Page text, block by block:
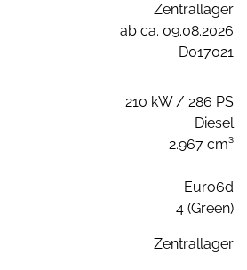
Zentrallager
ab ca. 09.08.2026
D017021
210 kW / 286 PS
Diesel
2.967 cm³
Euro6d
4 (Green)
Zentrallager